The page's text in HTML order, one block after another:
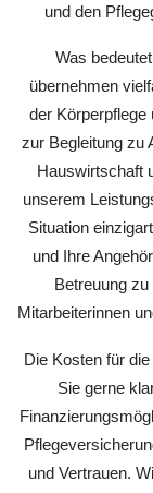
und den
Was
übernehmen
der Körperpflege
zur Begleitung zu
Hauswirtschaft
unserem
Situation
und Ihre
Betreuung
Mitarbeiterinnen
Die Kosten für
Sie gerne
und Vertrauen.